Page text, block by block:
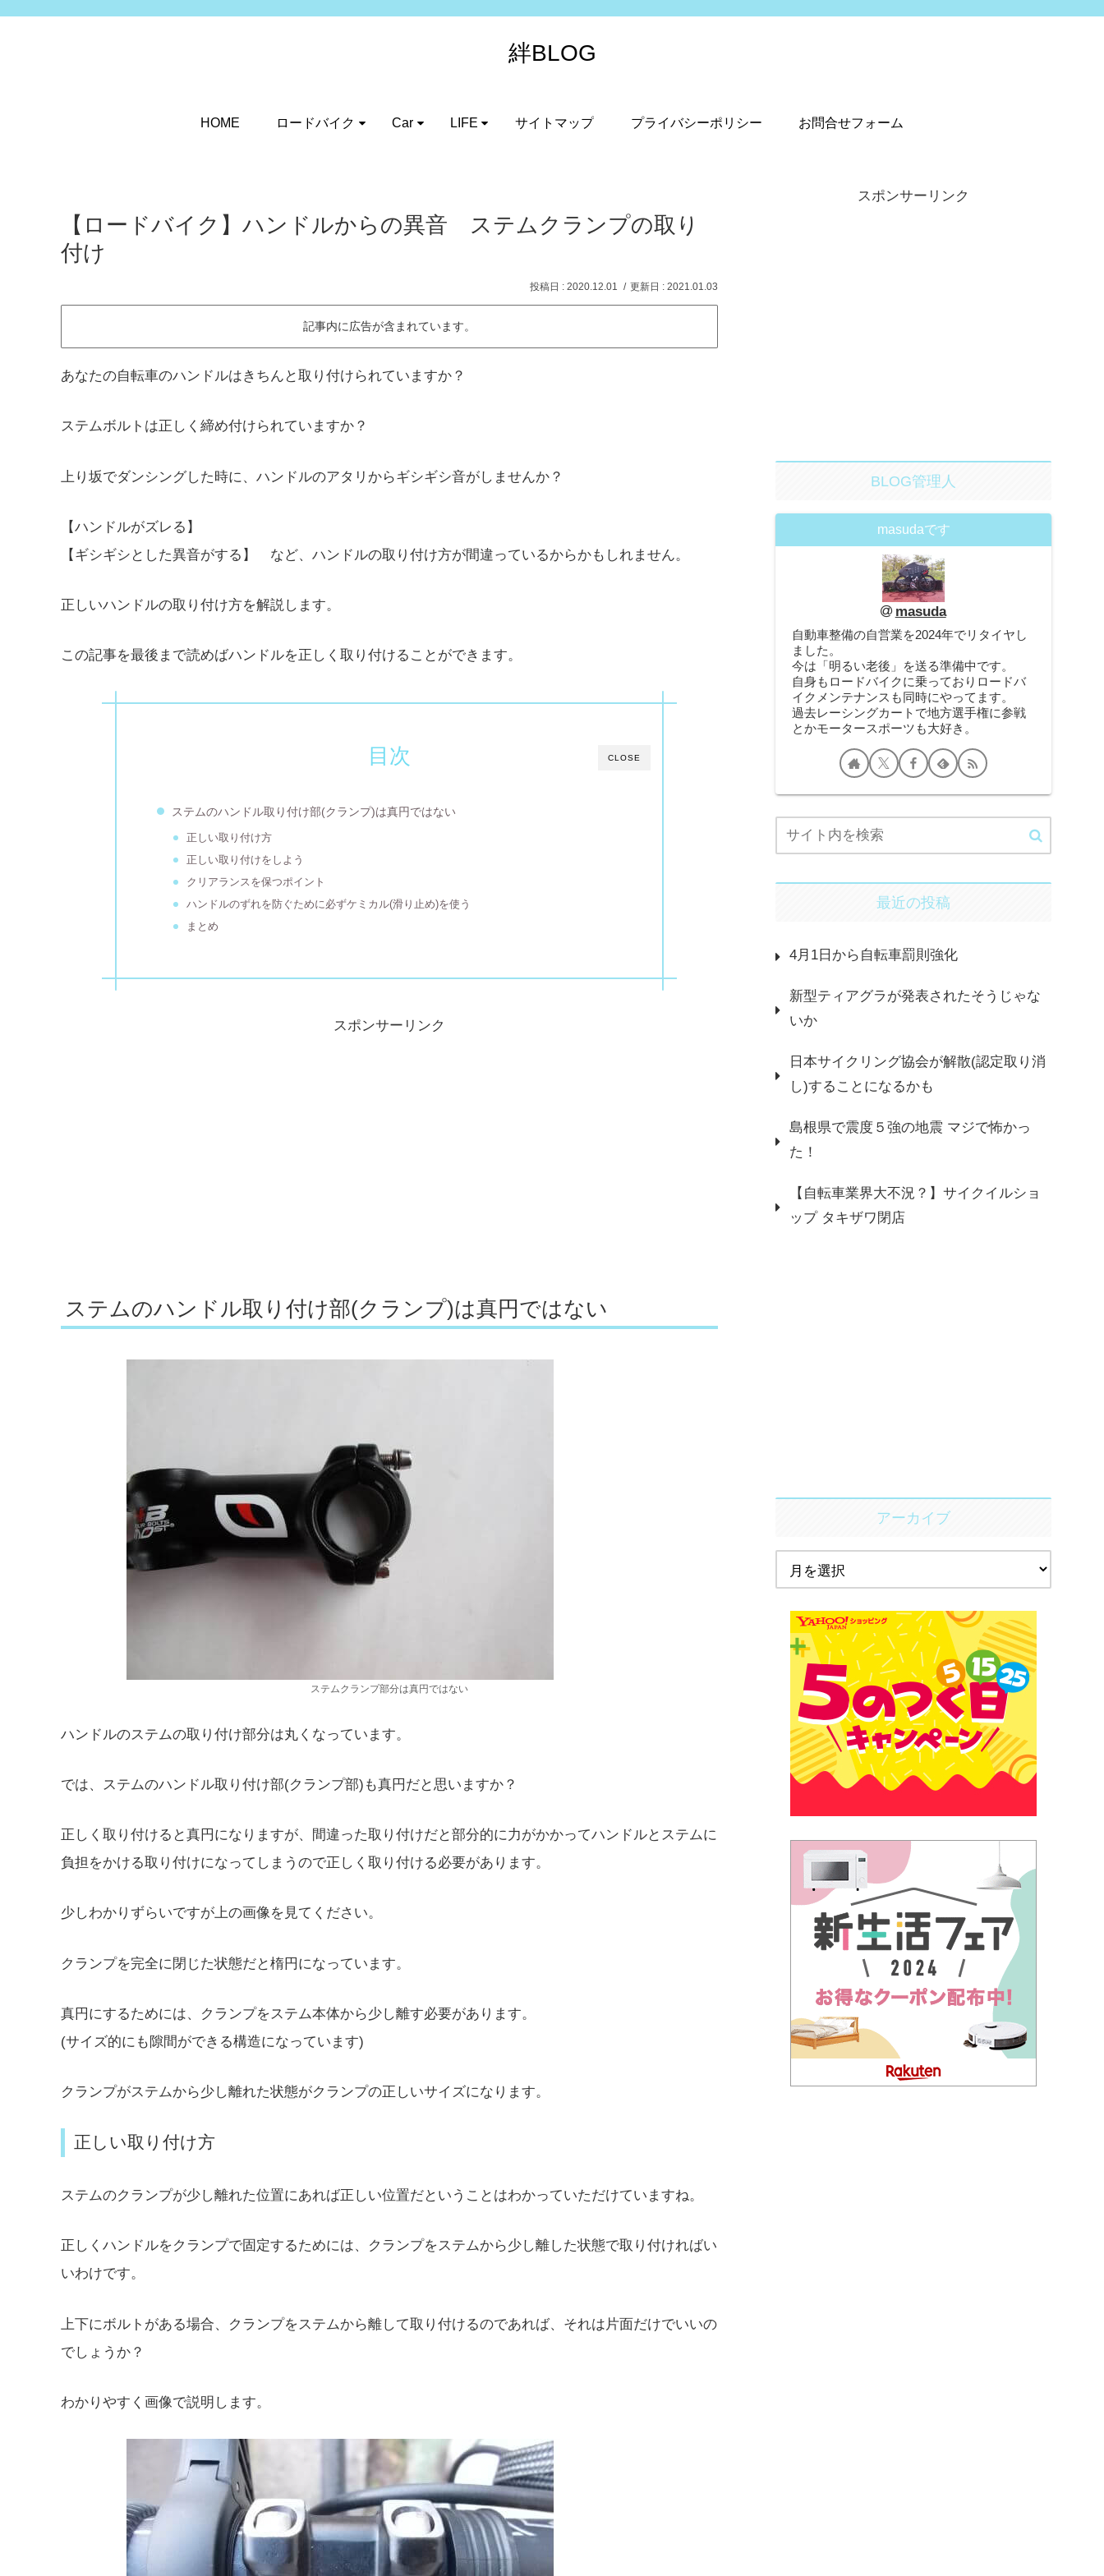
絆BLOG
HOME ロードバイク Car LIFE サイトマップ プライバシーポリシー お問合せフォーム
【ロードバイク】ハンドルからの異音 ステムクランプの取り
付け
2020.12.01 2021.01.03
記事内に広告が含まれています。
あなたの自転車のハンドルはきちんと取り付けられていますか？
ステムボルトは正しく締め付けられていますか？
上り坂でダンシングした時に、ハンドルのアタリからギシギシ音がしませんか？
【ハンドルがズレる】
【ギシギシとした異音がする】 など、ハンドルの取り付け方が間違っているからかもしれません。
正しいハンドルの取り付け方を解説します。
この記事を最後まで読めばハンドルを正しく取り付けることができます。
CLOSE
目次
ステムのハンドル取り付け部(クランプ)は真円ではない
正しい取り付け方
正しい取り付けをしよう
クリアランスを保つポイント
ハンドルのずれを防ぐために必ずケミカル(滑り止め)を使う
まとめ
スポンサーリンク
ステムのハンドル取り付け部(クランプ)は真円ではない
ステムクランプ部分は真円ではない
ハンドルのステムの取り付け部分は丸くなっています。
では、ステムのハンドル取り付け部(クランプ部)も真円だと思いますか？
正しく取り付けると真円になりますが、間違った取り付けだと部分的に力がかかってハンドルとステムに
負担をかける取り付けになってしまうので正しく取り付ける必要があります。
少しわかりずらいですが上の画像を見てください。
クランプを完全に閉じた状態だと楕円になっています。
真円にするためには、クランプをステム本体から少し離す必要があります。
(サイズ的にも隙間ができる構造になっています)
クランプがステムから少し離れた状態がクランプの正しいサイズになります。
正しい取り付け方
ステムのクランプが少し離れた位置にあれば正しい位置だということはわかっていただけていますね。
正しくハンドルをクランプで固定するためには、クランプをステムから少し離した状態で取り付ければい
いわけです。
上下にボルトがある場合、クランプをステムから離して取り付けるのであれば、それは片面だけでいいの
でしょうか？
わかりやすく画像で説明します。
スポンサーリンク
BLOG管理人
masudaです
masuda
自動車整備の自営業を2024年でリタイヤし
ました。
今は「明るい老後」を送る準備中です。
自身もロードバイクに乗っておりロードバ
イクメンテナンスも同時にやってます。
過去レーシングカートで地方選手権に参戦
とかモータースポーツも大好き。
最近の投稿
4月1日から自転車罰則強化
新型ティアグラが発表されたそうじゃな
いか
日本サイクリング協会が解散(認定取り消
し)することになるかも
島根県で震度５強の地震 マジで怖かっ
た！
【自転車業界大不況？】サイクイルショ
ップ タキザワ閉店
アーカイブ